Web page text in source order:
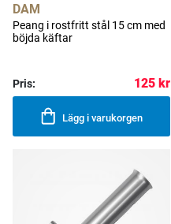
DAM
Peang i rostfritt stål 15 cm med
böjda käftar
Pris: 125 kr
Lägg i varukorgen